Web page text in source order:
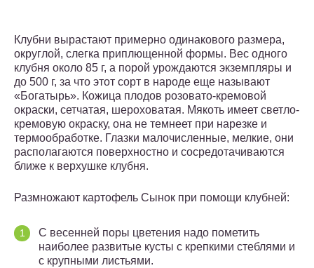
Клубни вырастают примерно одинакового размера,
округлой, слегка приплющенной формы. Вес одного
клубня около 85 г, а порой урождаются экземпляры и
до 500 г, за что этот сорт в народе еще называют
«Богатырь». Кожица плодов розовато-кремовой
окраски, сетчатая, шероховатая. Мякоть имеет светло-
кремовую окраску, она не темнеет при нарезке и
термообработке. Глазки малочисленные, мелкие, они
располагаются поверхностно и сосредотачиваются
ближе к верхушке клубня.
Размножают картофель Сынок при помощи клубней:
С весенней поры цветения надо пометить
наиболее развитые кусты с крепкими стеблями и
с крупными листьями.